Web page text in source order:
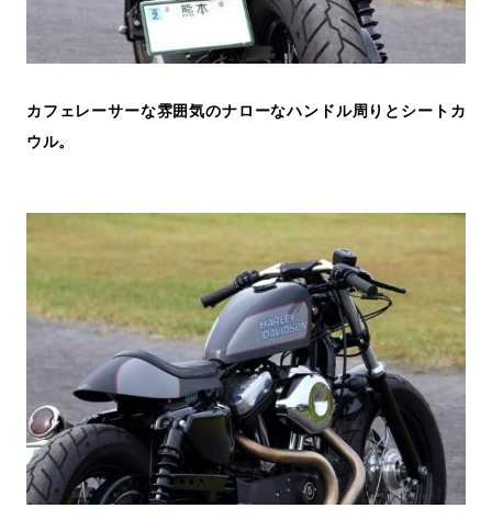
カフェレーサーな雰囲気のナローなハンドル周りとシートカ
ウル。